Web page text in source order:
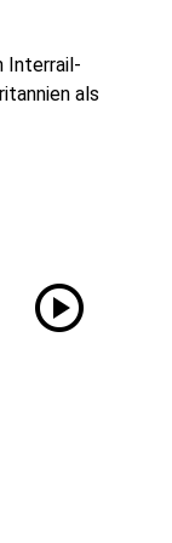
Interrail-
als
play_circle